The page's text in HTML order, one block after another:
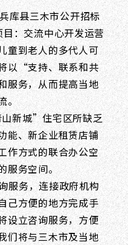
县三木市公开招标
：交流中心开发运营
童到老人的多代人可
以“支持、联系和共
服务，从而提高当地
。
新城”住宅区所缺乏
、新企业租赁店铺
作方式的联合办公空
服务空间。
务，连接政府机构
己方便的地方完成手
设立咨询服务，方便
们将与三木市及当地